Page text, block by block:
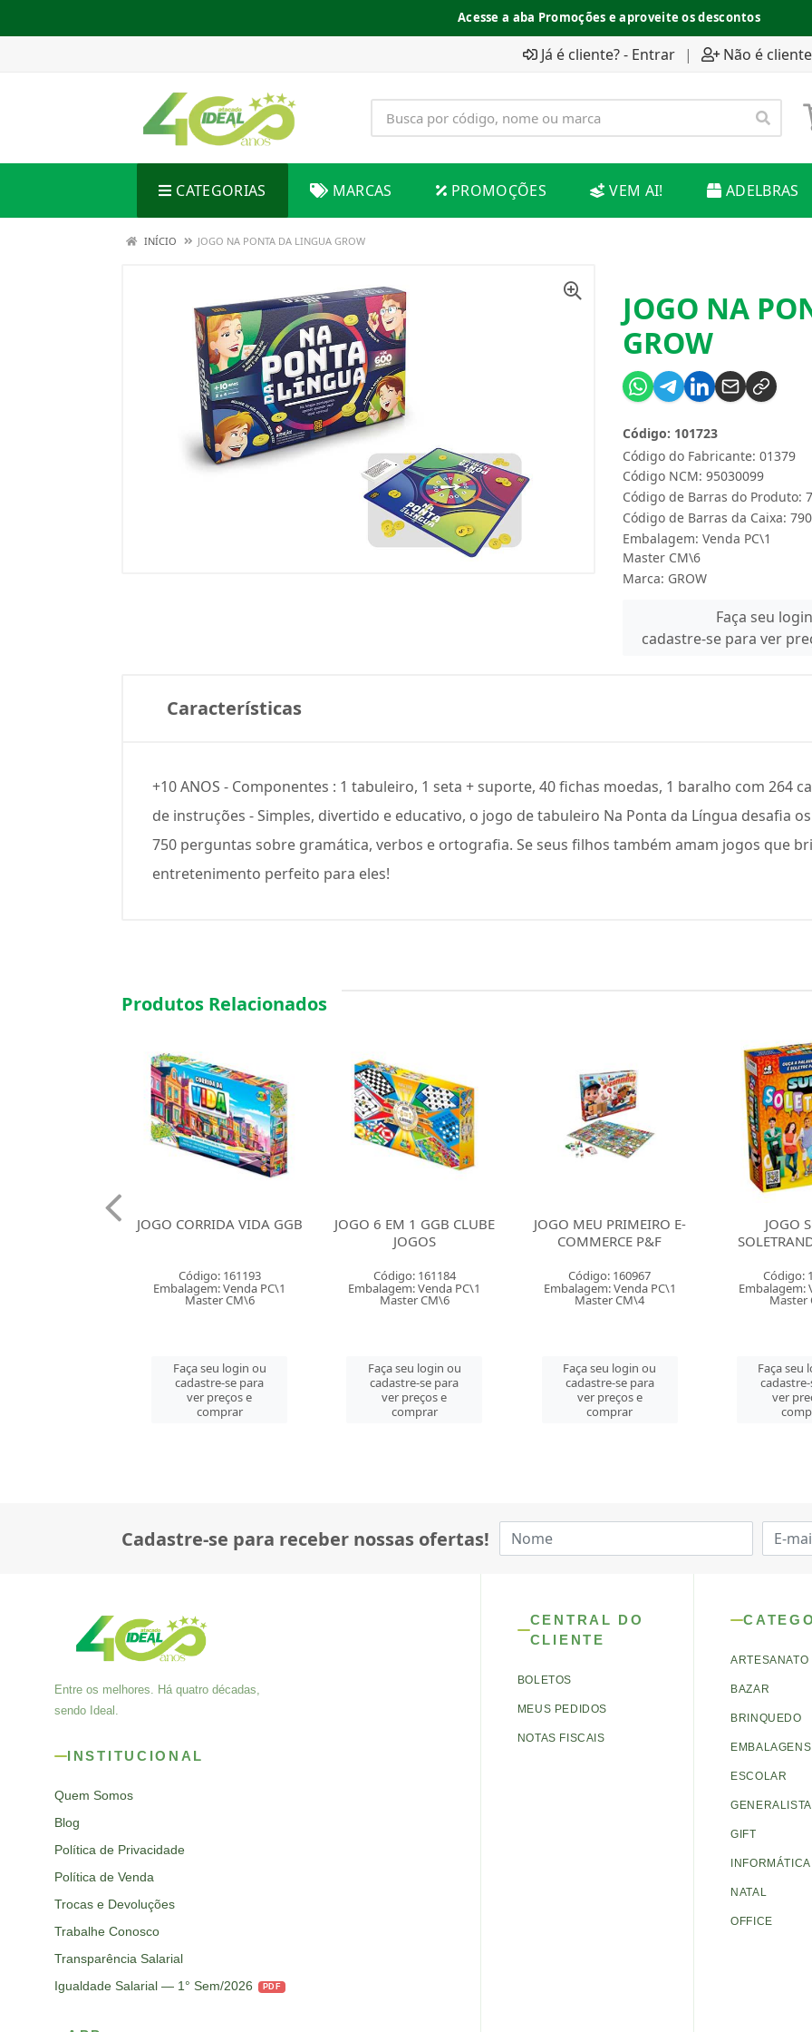
Acesse a aba Promoções e aproveite os descontos
Já é cliente? - Entrar | Não é
CATEGORIAS MARCAS PROMOÇÕES VEM AI! ADELBRAS
INÍCIO JOGO NA PONTA DA LINGUA GROW
JOGO NA
GROW
Código do Fabricante: 01379
Código: 101723
Código NCM: 95030099
Código de Barras do Produto:
Código de Barras da Caixa:
Embalagem: Venda PC\1
Master CM\6
Marca: GROW
Faça seu
cadastre-se para ver
Características
+10 ANOS - Componentes : 1 tabuleiro, 1 seta + suporte, 40 fichas moedas, 1 baralho com 264
de instruções - Simples, divertido e educativo, o jogo de tabuleiro Na Ponta da Língua desafia
750 perguntas sobre gramática, verbos e ortografia. Se seus filhos também amam jogos que
entretenimento perfeito para eles!
Produtos Relacionados
JOGO 6 EM 1 GGB CLUBE
Código: 161184
Embalagem: Venda PC\1
Master CM\6
Faça seu login ou
cadastre-se para
ver preços e
comprar
JOGO MEU PRIMEIRO E-
COMMERCE P&F
Código: 160967
Embalagem: Venda PC\1
Master CM\4
Faça seu login ou
cadastre-se para
ver preços e
comprar
JOGO SUPER
SOLETRANDO GROW
Código: 160633
Embalagem: Venda PC\1
Master CM\3
Faça seu login ou
cadastre-se para
ver preços e
comprar
JOGO
Código:
Embalagem:
Master
Faça seu
ver
Cadastre-se para receber nossas ofertas!
Entre os melhores. Há quatro décadas,
sendo Ideal.
INSTITUCIONAL
Quem Somos
Blog
Política de Privacidade
Política de Venda
Trocas e Devoluções
Trabalhe Conosco
Transparência Salarial
Igualdade Salarial — 1° Sem/2026
PDF
CENTRAL DO
CLIENTE
BOLETOS
MEUS PEDIDOS
NOTAS FISCAIS
ARTESANATO
BAZAR
BRINQUEDO
ESCOLAR
GENERALISTA
GIFT
INFORMÁTICA
NATAL
OFFICE